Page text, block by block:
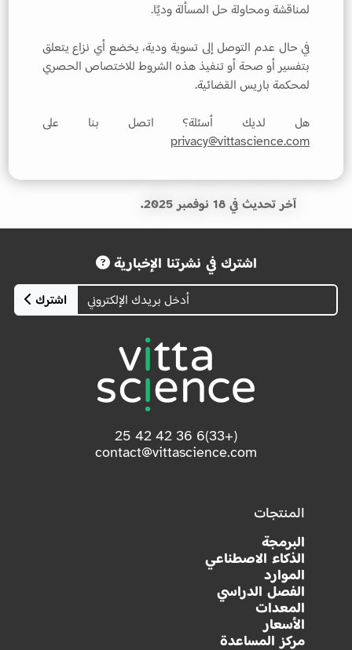
لمناقشة ومحاولة حل المسألة وديًا.
في حال عدم التوصل إلى تسوية ودية، يخضع أي نزاع يتعلق
بتفسير أو صحة أو تنفيذ هذه الشروط للاختصاص الحصري
لمحكمة باريس القضائية.
هل لديك أسئلة؟ اتصل بنا على
privacy@vittascience.com
آخر تحديث في 18 نوفمبر 2025.
اشترك في نشرتنا الإخبارية
اشترك
(+33)6 36 42 42 25
contact@vittascience.com
المنتجات
البرمجة
الذكاء الاصطناعي
الموارد
الفصل الدراسي
المعدات
الأسعار
مركز المساعدة